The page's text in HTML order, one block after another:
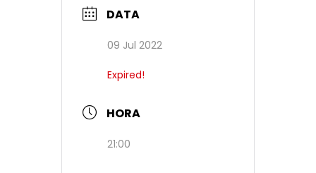
DATA
09 Jul 2022
Expired!
HORA
21:00